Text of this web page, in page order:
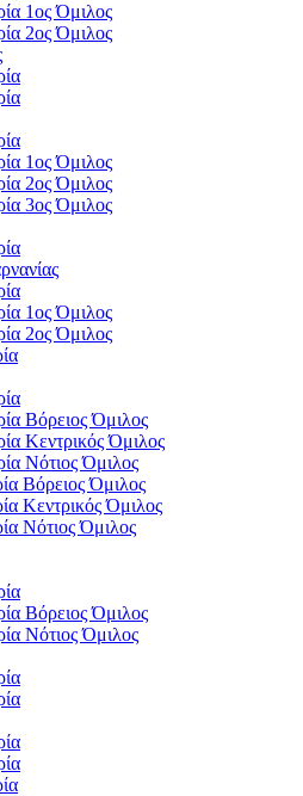
1ος Όμιλος
2ος Όμιλος
1ος Όμιλος
2ος Όμιλος
3ος Όμιλος
1ος Όμιλος
2ος Όμιλος
Βόρειος Όμιλος
Κεντρικός Όμιλος
Νότιος Όμιλος
Βόρειος Όμιλος
Κεντρικός Όμιλος
Νότιος Όμιλος
Βόρειος Όμιλος
Νότιος Όμιλος